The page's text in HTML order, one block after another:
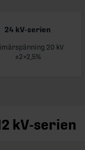
24 kV-serien
20 kV
±2×2,5%
kV-serien